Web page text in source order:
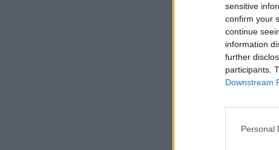
sensitive
confirm your
continue
information
further
participants.
Downstream
Personal